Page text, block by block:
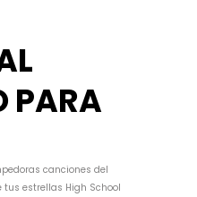
PARA
canciones del
estrellas High School